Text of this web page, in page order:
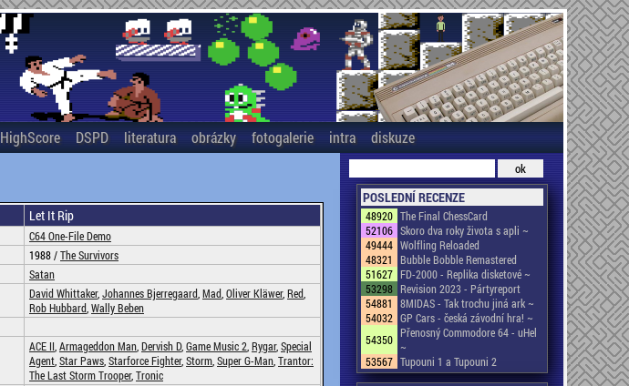
HighScore DSPD literatura obrázky fotogalerie intra diskuze
Let It Rip
C64 One-File Demo
1988 /The Survivors
Satan
David Whittaker, Johannes Bjerregaard Mad Oliver Kläwer, Red
Rob Hubbard Wally Beben
ACE II Armageddon Man Dervish D, Game Music 2 Rygar, Special
Agent Star Paws Starforce Fighter, Storm Super G-Man Trantor:
The Last Storm Trooper, Tronic
POSLEDNÍ RECENZE
48920 The Final ChessCard
52106 Skoro dva roky života s apli ~
49444 Wolfling Reloaded
48321
Bubble Bobble Remastered
51627 FD-2000 - Replika disketové ~
53298 Revision 2023 - Pártyreport
54881
8MIDAS - Tak trochu jiná ark ~
54032 GP Cars - česká závodní hra! ~
54350 Přenosný Commodore 64 - uHel
~
53567 Tupouni 1 a Tupouni 2